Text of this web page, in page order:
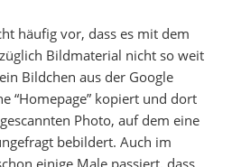
häufig vor, dass es mit dem
Bildmaterial nicht so weit
Bildchen aus der Google
“Homepage” kopiert und dort
Photo, auf dem eine
bebildert. Auch im
einige Male passiert, dass